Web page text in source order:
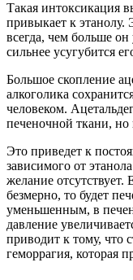
Такая интоксикация
привыкает к этанолу.
всегда, чем больше
сильнее усугубится
Большое скопление
алкоголика
человеком.
печеночной ткани,
Это приведет к
зависимого от
желание отсутствует.
безмерно, то будет
уменьшенным, в
давление
приводит к тому, что
геморрагия, которая